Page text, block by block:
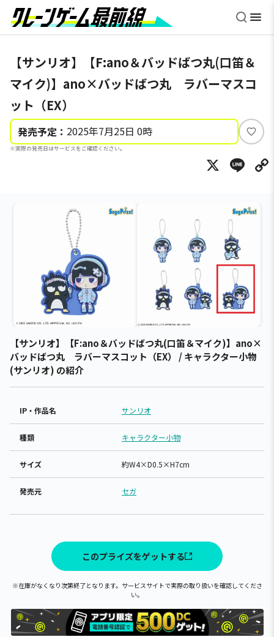
【サンリオ】【F:ano＆バッドばつ丸(口笛＆
マイク)】ano×バッドばつ丸 ラバーマスコ
ット（EX）
発売予定： 2025年7月25日 0時
※実際の発売日はサービスをご確認ください。
い
ね
X
【サンリオ】【F:ano＆バッドばつ丸(口笛＆マイク)】ano×
バッドばつ丸 ラバーマスコット（EX） / キャラクター小物
(サンリオ) の紹介
IP・作品名 サンリオ
種類 キャラクター小物
サイズ 約W4×D0.5×H7cm
発売元 セガ
このプライズをゲットする
※在庫がなくなり次第終了となります。サービスサイトで実際の取り扱いを確認してくださ
い。